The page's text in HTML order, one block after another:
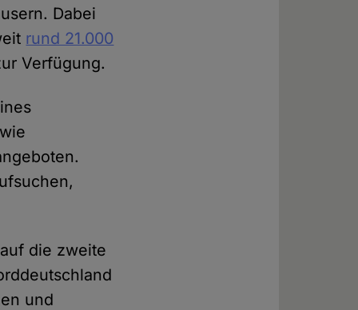
Dabei
rund 21.000
Verfügung.
die zweite
und